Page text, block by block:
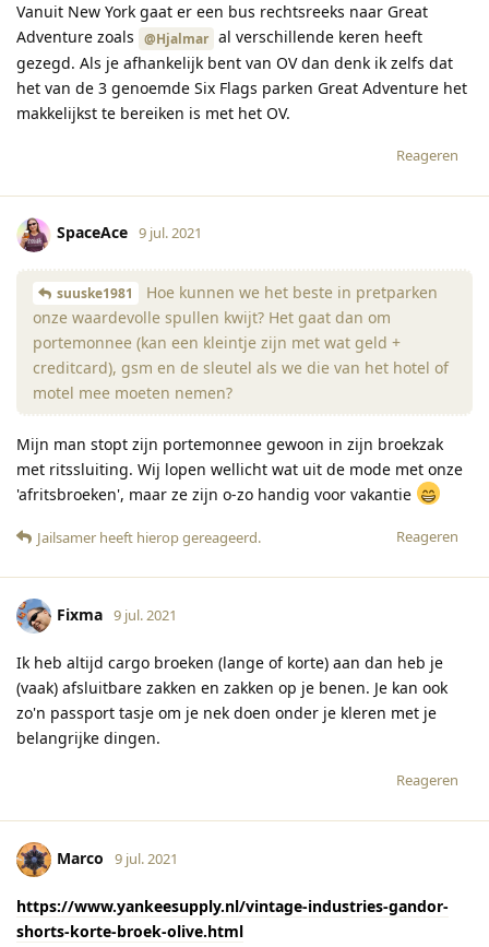
Vanuit New York gaat er een bus rechtsreeks naar Great
Adventure zoals @Hjalmar al verschillende keren heeft
gezegd. Als je afhankelijk bent van OV dan denk ik zelfs dat
het van de 3 genoemde Six Flags parken Great Adventure het
makkelijkst te bereiken is met het OV.
Reageren
SpaceAce 9 jul. 2021
suuske1981
Hoe kunnen we het beste in pretparken
onze waardevolle spullen kwijt? Het gaat dan om
portemonnee (kan een kleintje zijn met wat geld +
creditcard), gsm en de sleutel als we die van het hotel of
motel mee moeten nemen?
Mijn man stopt zijn portemonnee gewoon in zijn broekzak
met ritssluiting. Wij lopen wellicht wat uit de mode met onze
'afritsbroeken', maar ze zijn o-zo handig voor vakantie
Reageren
Jailsamer heeft hierop gereageerd.
Fixma 9 jul. 2021
Ik heb altijd cargo broeken (lange of korte) aan dan heb je
(vaak) afsluitbare zakken en zakken op je benen. Je kan ook
zo'n passport tasje om je nek doen onder je kleren met je
belangrijke dingen.
Reageren
Marco 9 jul. 2021
https://www.yankeesupply.nl/vintage-industries-gandor-
shorts-korte-broek-olive.html